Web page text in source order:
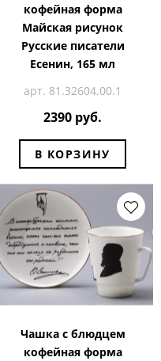
кофейная форма
Майская рисунок
Русские писатели
Есенин, 165 мл
арт. 81.32604.00.1
2390 руб.
В КОРЗИНУ
Чашка с блюдцем
кофейная форма